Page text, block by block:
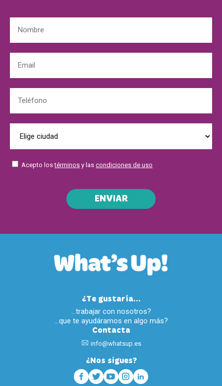
Acepto lostérminos y las condiciones de uso
ENVIAR
¿Te gustaría...
…trabajar con nosotros?
…que te ayudáramos en algo más?
Contacta
info@whatsup.es
¿Nos sigues?